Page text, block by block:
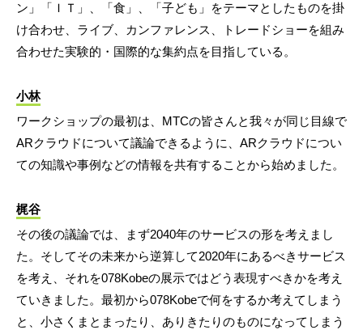
ン」「ＩＴ」、「食」、「子ども」をテーマとしたものを掛
け合わせ、ライブ、カンファレンス、トレードショーを組み
合わせた実験的・国際的な集約点を目指している。
小林
ワークショップの最初は、MTCの皆さんと我々が同じ目線で
ARクラウドについて議論できるように、ARクラウドについ
ての知識や事例などの情報を共有することから始めました。
梶谷
その後の議論では、まず2040年のサービスの形を考えまし
た。そしてその未来から逆算して2020年にあるべきサービス
を考え、それを078Kobeの展示ではどう表現すべきかを考え
ていきました。最初から078Kobeで何をするか考えてしまう
と、小さくまとまったり、ありきたりのものになってしまう